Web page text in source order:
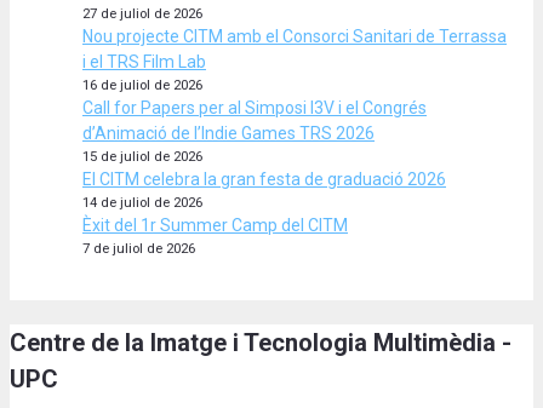
27 de juliol de 2026
Nou projecte CITM amb el Consorci Sanitari de Terrassa
i el TRS Film Lab
16 de juliol de 2026
Call for Papers per al Simposi I3V i el Congrés
d’Animació de l’Indie Games TRS 2026
15 de juliol de 2026
El CITM celebra la gran festa de graduació 2026
14 de juliol de 2026
Èxit del 1r Summer Camp del CITM
7 de juliol de 2026
Centre de la Imatge i Tecnologia Multimèdia -
UPC